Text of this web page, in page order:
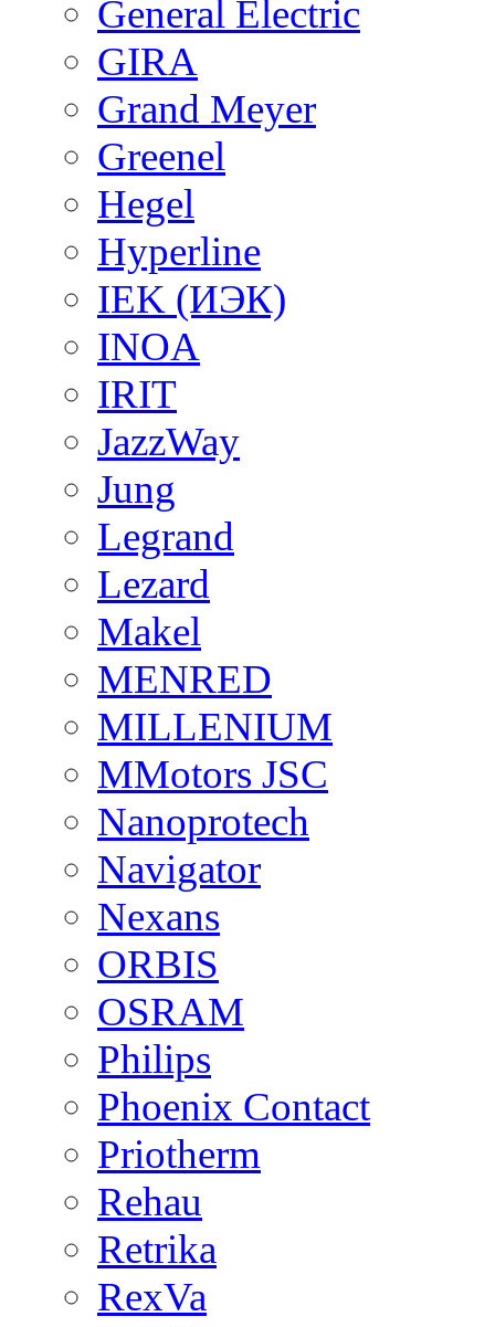
General Electric
GIRA
Grand Meyer
Greenel
Hegel
Hyperline
IEK (ИЭК)
INOA
IRIT
JazzWay
Jung
Legrand
Lezard
Makel
MENRED
MILLENIUM
MMotors JSC
Nanoprotech
Navigator
Nexans
ORBIS
OSRAM
Philips
Phoenix Contact
Priotherm
Rehau
Retrika
RexVa